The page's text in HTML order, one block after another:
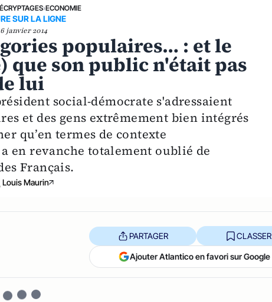
›ECONOMIE
SUR LA LIGNE
janvier 2014
populaires… : et le
que son public n'était pas
lui
social-démocrate s'adressaient
et des gens extrêmement bien intégrés
qu’en termes de contexte
en revanche totalement oublié de
Français.
Louis Maurin
PARTAGER CLASSER
Ajouter Atlantico en favori sur Google